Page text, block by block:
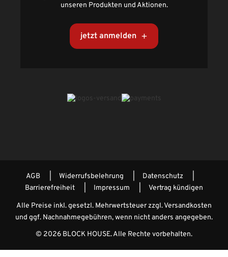
unseren Produkten und Aktionen.
jetzt anmelden
AGB Widerrufsbelehrung
Datenschutz
Barrierefreiheit
Impressum Vertrag kündigen
Alle Preise inkl. gesetzl. Mehrwertsteuer zzgl.Versandkosten
und ggf. Nachnahmegebühren, wenn nicht anders angegeben.
© 2026 BLOCK HOUSE. Alle Rechte vorbehalten.